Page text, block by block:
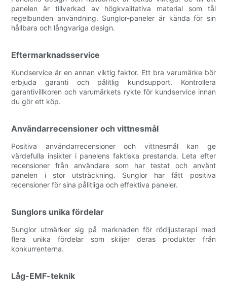
panelen är tillverkad av högkvalitativa material som tål
regelbunden användning. Sunglor-paneler är kända för sin
hållbara och långvariga design.
Eftermarknadsservice
Kundservice är en annan viktig faktor. Ett bra varumärke bör
erbjuda garanti och pålitlig kundsupport. Kontrollera
garantivillkoren och varumärkets rykte för kundservice innan
du gör ett köp.
Användarrecensioner och vittnesmål
Positiva användarrecensioner och vittnesmål kan ge
värdefulla insikter i panelens faktiska prestanda. Leta efter
recensioner från användare som har testat och använt
panelen i stor utsträckning. Sunglor har fått positiva
recensioner för sina pålitliga och effektiva paneler.
Sunglors unika fördelar
Sunglor utmärker sig på marknaden för rödljusterapi med
flera unika fördelar som skiljer deras produkter från
konkurrenterna.
Låg-EMF-teknik